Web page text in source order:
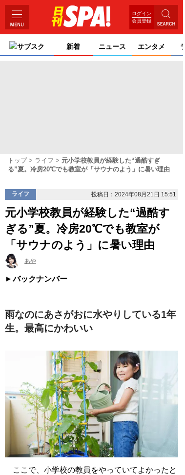
ログイン
会員登録
サブスク 新着 ニュース エンタメ
トップ ライフ
元小学校教員が経験した“過酷すぎ
る”夏。冷房20℃でも教室が「サウナのよう」に暑い理由
ライフ 投稿日：2024年08月21日 15:51
元小学校教員が経験した“過酷す
ぎる”夏。冷房20℃でも教室が
「サウナのよう」に暑い理由
あや
バックナンバー
雨なのにあさがおに水やりしている1年
生。最高にかわいい
ここで、小学校の教員をやっていてよかったと